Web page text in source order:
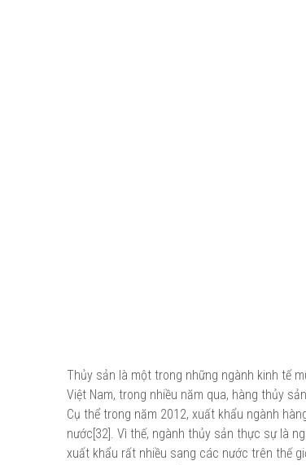
Thủy sản là một trong những ngành kinh tế
Việt Nam, trong nhiều năm qua, hàng thủy
Cụ thể trong năm 2012, xuất khẩu ngành
nước[32]. Vì thế, ngành thủy sản thực sự là
xuất khẩu rất nhiều sang các nước trên thế